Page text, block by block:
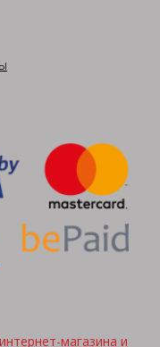
магазина и